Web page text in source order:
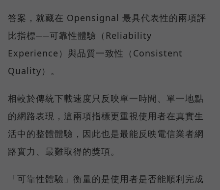
答案，就藏在 Opensignal 最具代表性的兩項評
比指標──可靠性體驗（Reliability
Experience）與品質一致性（Consistent
Quality）。
相較於傳統下載速度只反映單一時間、單一地點
的網路表現，這兩項指標更重視使用者在真實生
活中的整體體驗，因此也是最能反映電信業者網
路實力、最難取得的獎項。
「可靠性體驗」衡量的是使用者是否能順利完成